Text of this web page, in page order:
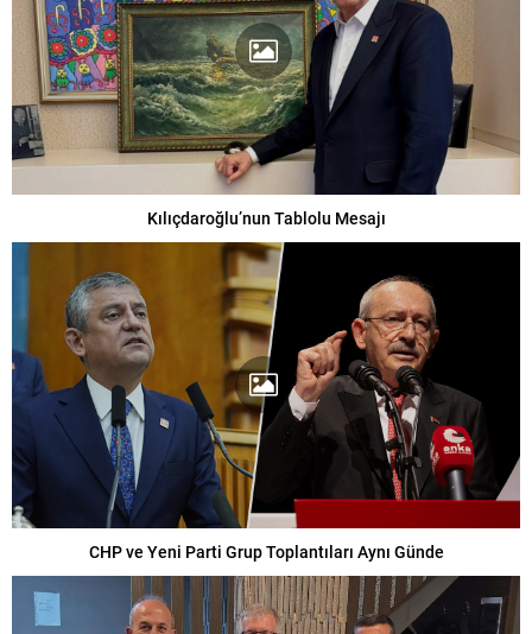
Kılıçdaroğlu’nun Tablolu Mesajı
CHP ve Yeni Parti Grup Toplantıları Aynı Günde